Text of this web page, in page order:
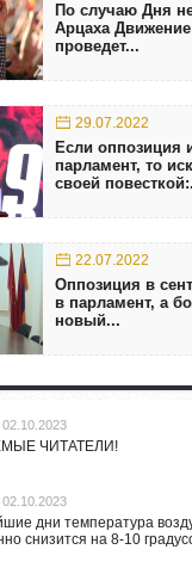
По случаю Дня
Арцаха
проведет...
29.07.2022
Если оппозиция
парламент, то
своей
22.07.2022
Оппозиция в
в парламент, а
новый...
02.10.2023
ЧИТАТЕЛИ!
02.10.2023
дни температура
снизится на 8-10